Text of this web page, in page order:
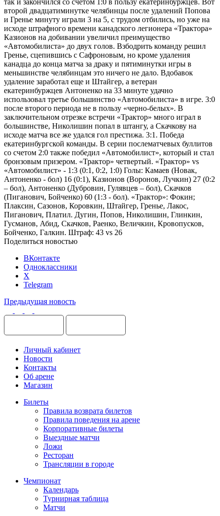
второй двадцатиминутке челябинцы после удалений Попова
и Гренье минуту играли 3 на 5, с трудом отбились, но уже на
исходе штрафного времени канадского легионера «Трактора»
Казионов на добивании увеличил преимущество
«Автомобилиста» до двух голов. Взбодрить команду решил
Гренье, сцепившись с Сафроновым, но кроме удаления
канадца до конца матча за драку и пятиминутки игры в
меньшинстве челябинцам это ничего не дало. Вдобавок
удаление заработал еще и Штайгер, а ветеран
екатеринбуржцев Антоненко на 33 минуте удачно
использовал третье большинство «Автомобилиста» в игре. 3:0
после второго периода не в пользу «черно-белых». В
заключительном отрезке встречи «Трактор» много играл в
большинстве, Николишин попал в штангу, а Скачкову на
исходе матча все же удался гол престижа. 3:1. Победа
екатеринбургской команды. В серии послематчевых буллитов
со счетом 2:0 также победил «Автомобилист», который и стал
бронзовым призером. «Трактор» четвертый. «Трактор» vs
«Автомобилист» - 1:3 (0:1, 0:2, 1:0) Голы: Камаев (Новак,
Антоненко - бол) 16 (0:1), Казионов (Воронов, Лучкин) 27 (0:2
– бол), Антоненко (Дубровин, Гулявцев – бол), Скачков
(Пиганович, Бойченко) 60 (1:3 - бол). «Трактор»: Фокин;
Плаксин, Сазонов, Коровкин, Штайгер, Гренье, Лакос,
Пиганович, Платил. Дугин, Попов, Николишин, Глинкин,
Гусманов, Абид, Скачков, Раенко, Величкин, Кровопусков,
Бойченко, Галкин. Штраф: 43 vs 26
Поделиться новостью
ВКонтакте
Одноклассники
X
Telegram
Предыдущая новость
Личный кабинет
Новости
Контакты
Об арене
Магазин
Билеты
Правила возврата билетов
Правила поведения на арене
Корпоративные билеты
Выездные матчи
Ложи
Ресторан
Трансляции в городе
Чемпионат
Календарь
Турнирная таблица
Матчи